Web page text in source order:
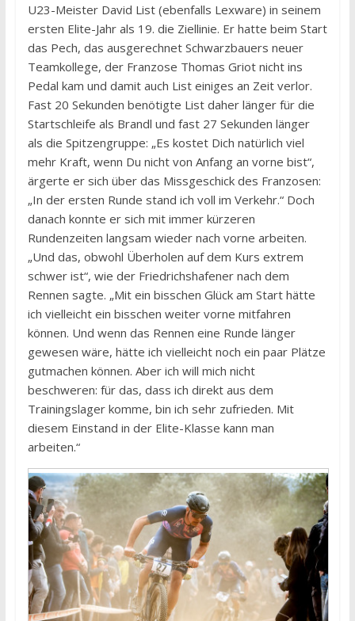
U23-Meister David List (ebenfalls Lexware) in seinem
ersten Elite-Jahr als 19. die Ziellinie. Er hatte beim Start
das Pech, das ausgerechnet Schwarzbauers neuer
Teamkollege, der Franzose Thomas Griot nicht ins
Pedal kam und damit auch List einiges an Zeit verlor.
Fast 20 Sekunden benötigte List daher länger für die
Startschleife als Brandl und fast 27 Sekunden länger
als die Spitzengruppe: „Es kostet Dich natürlich viel
mehr Kraft, wenn Du nicht von Anfang an vorne bist“,
ärgerte er sich über das Missgeschick des Franzosen:
„In der ersten Runde stand ich voll im Verkehr.“ Doch
danach konnte er sich mit immer kürzeren
Rundenzeiten langsam wieder nach vorne arbeiten.
„Und das, obwohl Überholen auf dem Kurs extrem
schwer ist“, wie der Friedrichshafener nach dem
Rennen sagte. „Mit ein bisschen Glück am Start hätte
ich vielleicht ein bisschen weiter vorne mitfahren
können. Und wenn das Rennen eine Runde länger
gewesen wäre, hätte ich vielleicht noch ein paar Plätze
gutmachen können. Aber ich will mich nicht
beschweren: für das, dass ich direkt aus dem
Trainingslager komme, bin ich sehr zufrieden. Mit
diesem Einstand in der Elite-Klasse kann man
arbeiten.“